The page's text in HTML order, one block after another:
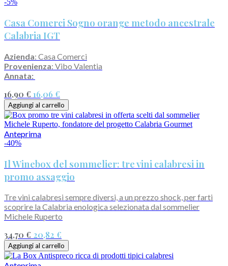
-5%
Casa Comerci Sogno orange metodo ancestrale
Calabria IGT
Azienda: Casa Comerci
Provenienza: Vibo Valentia
Annata:
16,90 € 16,06 €
Aggiungi al carrello
Anteprima
-40%
Il Winebox del sommelier: tre vini calabresi in
promo assaggio
Tre vini calabresi sempre diversi, a un prezzo shock, per farti
scoprire la Calabria enologica selezionata dal sommelier
Michele Ruperto
34,70 € 20,82 €
Aggiungi al carrello